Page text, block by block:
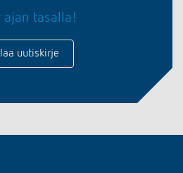
ajan tasalla!
uutiskirje